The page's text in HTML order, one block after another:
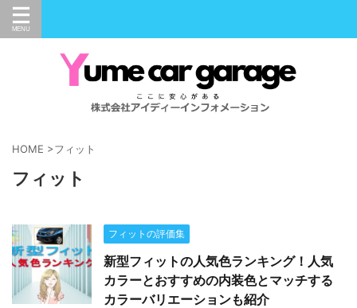
HOME >フィット
フィット
フィットの評価集
新型フィットの人気色ランキング！人気
カラーとおすすめの内装色とマッチする
カラーバリエーションも紹介